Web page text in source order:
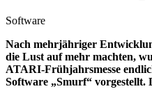
Software
Nach mehrjähriger
die Lust auf mehr machten,
ATARI-Frühjahrsmesse
Software „Smurf“ vorgestellt.